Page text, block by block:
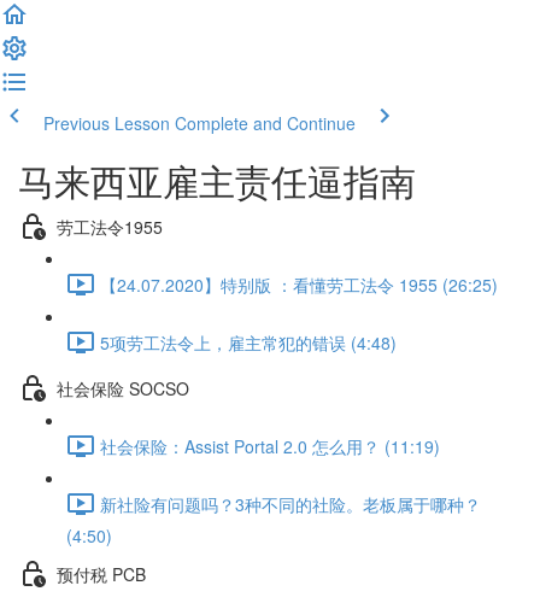
Previous Lesson Complete and Continue
马来西亚雇主责任逼指南
劳工法令1955
【24.07.2020】特别版 ：看懂劳工法令 1955 (26:25)
5项劳工法令上，雇主常犯的错误 (4:48)
社会保险 SOCSO
社会保险：Assist Portal 2.0 怎么用？ (11:19)
新社险有问题吗？3种不同的社险。老板属于哪种？
(4:50)
预付税 PCB